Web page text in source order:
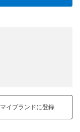
マイブランドに登録